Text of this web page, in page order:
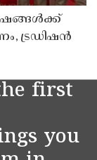
ട്രഡിഷൻ
first
you